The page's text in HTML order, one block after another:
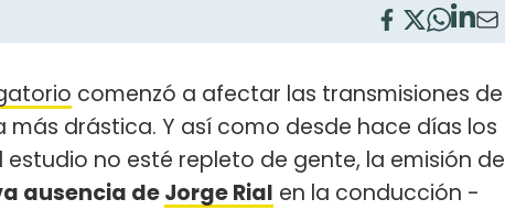
comenzó a afectar las transmisiones de
drástica. Y así como desde hace días los
no esté repleto de gente, la emisión de
ausencia deJorge Rial en la conducción -